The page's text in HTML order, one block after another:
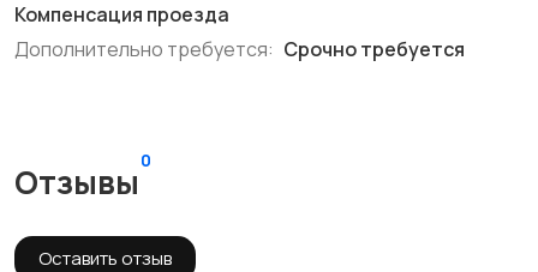
Компенсация проезда
Дополнительно требуется: Срочно требуется
Отзывы
0
Оставить отзыв